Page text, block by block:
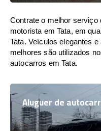
Contrate o melhor serviço
motorista em Tata, em
Tata. Veículos elegantes
melhores são utilizados
autocarros em Tata.
Aluguer de